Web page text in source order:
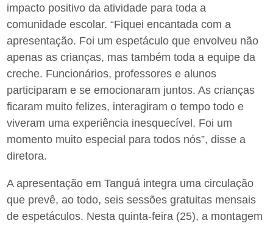
impacto positivo da atividade para toda a
comunidade escolar. “Fiquei encantada com a
apresentação. Foi um espetáculo que envolveu não
apenas as crianças, mas também toda a equipe da
creche. Funcionários, professores e alunos
participaram e se emocionaram juntos. As crianças
ficaram muito felizes, interagiram o tempo todo e
viveram uma experiência inesquecível. Foi um
momento muito especial para todos nós”, disse a
diretora.
A apresentação em Tanguá integra uma circulação
que prevê, ao todo, seis sessões gratuitas mensais
de espetáculos. Nesta quinta-feira (25), a montagem